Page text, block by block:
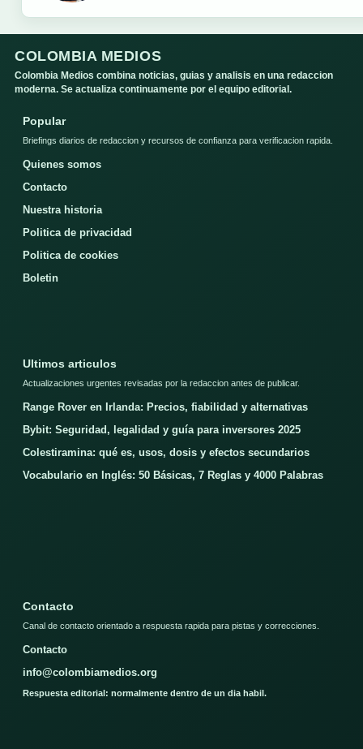
COLOMBIA MEDIOS
Colombia Medios combina noticias, guias y analisis en una redaccion
moderna. Se actualiza continuamente por el equipo editorial.
Popular
Briefings diarios de redaccion y recursos de confianza para verificacion rapida.
Quienes somos
Contacto
Nuestra historia
Politica de privacidad
Politica de cookies
Boletin
Ultimos articulos
Actualizaciones urgentes revisadas por la redaccion antes de publicar.
Range Rover en Irlanda: Precios, fiabilidad y alternativas
Bybit: Seguridad, legalidad y guía para inversores 2025
Colestiramina: qué es, usos, dosis y efectos secundarios
Vocabulario en Inglés: 50 Básicas, 7 Reglas y 4000 Palabras
Contacto
Canal de contacto orientado a respuesta rapida para pistas y correcciones.
Contacto
info@colombiamedios.org
Respuesta editorial: normalmente dentro de un dia habil.